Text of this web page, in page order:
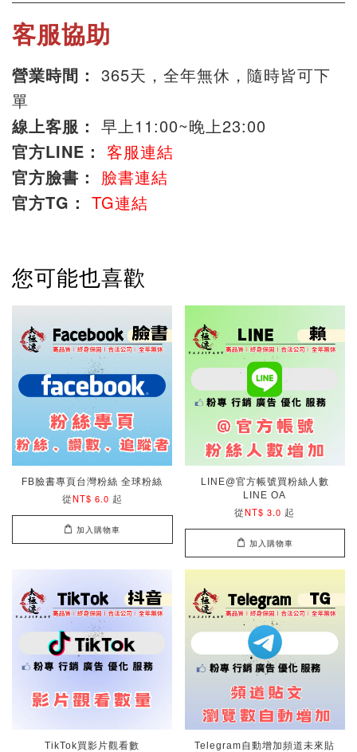
客服協助
營業時間： 365天，全年無休，隨時皆可下
單
線上客服： 早上11:00~晚上23:00
官方LINE： 客服連結
官方臉書： 臉書連結
官方TG： TG連結
您可能也喜歡
FB臉書專頁台灣粉絲 全球粉絲
從NT$ 6.0 起
加入購物車
LINE@官方帳號買粉絲人數
LINE OA
從NT$ 3.0 起
加入購物車
TikTok買影片觀看數
Telegram自動增加頻道未來貼